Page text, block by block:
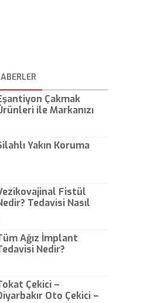
Çakmak
ile Markanızı
Yakın Koruma
Fistül
Tedavisi Nasıl
Ağız İmplant
Nedir?
Çekici –
Oto Çekici –